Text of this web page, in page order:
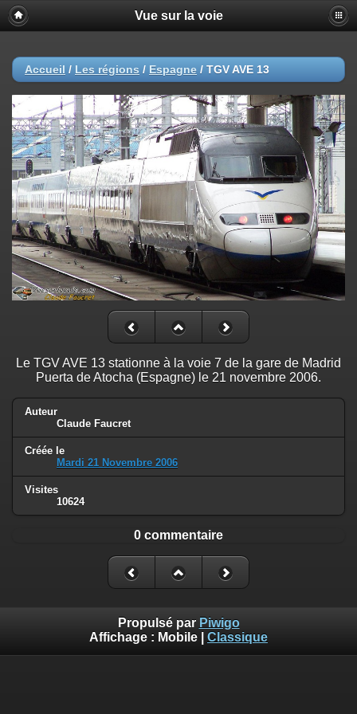
Vue sur la voie
Accueil / Les régions / Espagne / TGV AVE 13
Le TGV AVE 13 stationne à la voie 7 de la gare de Madrid
Puerta de Atocha (Espagne) le 21 novembre 2006.
Auteur
Claude Faucret
Créée le
Mardi 21 Novembre 2006
Visites
10624
0 commentaire
Propulsé par Piwigo
Affichage : Mobile Classique